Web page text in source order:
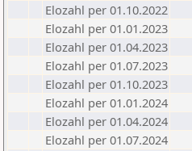
Elozahl per 01.10.2022
Elozahl per 01.01.2023
Elozahl per 01.04.2023
Elozahl per 01.07.2023
Elozahl per 01.10.2023
Elozahl per 01.01.2024
Elozahl per 01.04.2024
Elozahl per 01.07.2024